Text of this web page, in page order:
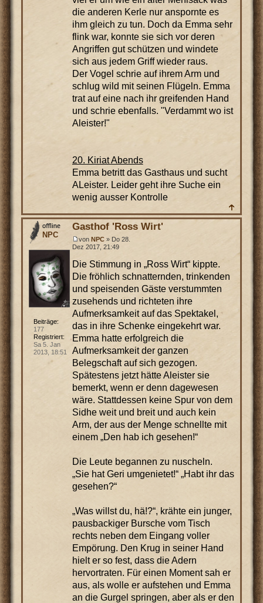
die anderen Kerle nur anspornte es
ihm gleich zu tun. Doch da Emma sehr
flink war, konnte sie sich vor deren
Angriffen gut schützen und windete
sich aus jedem Griff wieder raus.
Der Vogel schrie auf ihrem Arm und
schlug wild mit seinen Flügeln. Emma
trat auf eine nach ihr greifenden Hand
und schrie ebenfalls. "Verdammt wo ist
Aleister!"
20. Kiriat Abends
Emma betritt das Gasthaus und sucht
ALeister. Leider geht ihre Suche ein
wenig ausser Kontrolle
Gasthof 'Ross Wirt'
von NPC» Do 28.
Dez 2017, 21:49
Die Stimmung in „Ross Wirt“ kippte.
Die fröhlich schnatternden, trinkenden
und speisenden Gäste verstummten
zusehends und richteten ihre
Aufmerksamkeit auf das Spektakel,
das in ihre Schenke eingekehrt war.
Emma hatte erfolgreich die
Aufmerksamkeit der ganzen
Belegschaft auf sich gezogen.
Spätestens jetzt hätte Aleister sie
bemerkt, wenn er denn dagewesen
wäre. Stattdessen keine Spur von dem
Sidhe weit und breit und auch kein
Arm, der aus der Menge schnellte mit
einem „Den hab ich gesehen!“
Die Leute begannen zu nuscheln.
„Sie hat Geri umgenietet!“ „Habt ihr das
gesehen?“
„Was willst du, hä!?“, krähte ein junger,
pausbackiger Bursche vom Tisch
rechts neben dem Eingang voller
Empörung. Den Krug in seiner Hand
hielt er so fest, dass die Adern
hervortraten. Für einen Moment sah er
aus, als wolle er aufstehen und Emma
an die Gurgel springen, aber als er den
NPC
Beiträge:
177
Registriert:
Sa 5. Jan
2013, 18:51